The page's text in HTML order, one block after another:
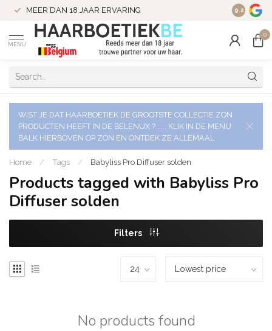
MEER DAN 18 JAAR ERVARING 9.2
MENU
0
WIST JE DAT HAARBOETIEK DE GROOTSTE COLLECTIE ZON
PRODUCTEN HEEFT IN DE BELENUX ? ..... KLIK IN DE MENU
BALK HIERBOVEN OP ZON EN ONTDEK ZE ALLEMAAL
Home / Tags / Babyliss Pro Diffuser solden
Products tagged with Babyliss Pro
Diffuser solden
Filters
No products found